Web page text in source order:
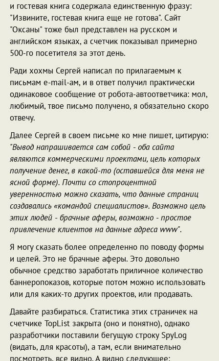
и гостевая книга содержала единственную фразу:
"Извините, гостевая книга еще не готова". Сайт
"Оксаны" тоже был представлен на русском и
английском языках, а счетчик показывал примерно
500-го посетителя за этот день.
Ради хохмы Сергей написал по прилагаемым к
письмам e-mail-ам, и в ответ получил практически
одинаковое сообщение от робота-автоответчика: мол,
любимый, твое письмо получено, я обязательно скоро
отвечу.
Далее Сергей в своем письме ко мне пишет, цитирую:
"Вывод напрашивается сам собой - оба сайта
являются коммерческими проектами, цель которых
получение денег, в какой-то (оставшейся для меня не
ясной форме). Почти со стопроцентной
уверенностью можно сказать, что данные страниц
создавались «командой специалистов». Возможно цель
этих людей - брачные аферы, возможно - простое
привлечение клиентов на данные адреса www".
Я могу сказать более определенно по поводу формы
и целей. Это не брачные аферы. Это довольно
обычное средство заработать приличное количество
баннеропоказов, которые потом можно использовать
или для каких-то других проектов, или продавать.
Давайте разбираться. Статистика этих страничек на
счетчике TopList закрыта (оно и понятно), однако
разработчики поставили бегущую строку SpyLog
(видать, для красоты), а там, если внимательно
посмотреть, все видно. А видно следующее: